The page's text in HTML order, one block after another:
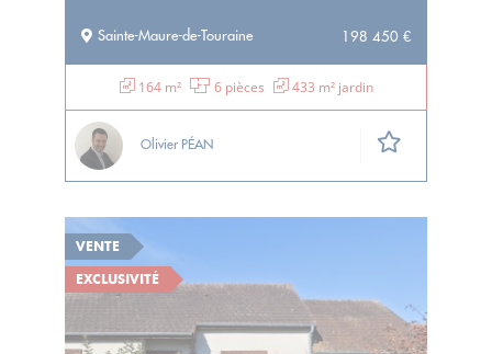
Sainte-Maure-de-Touraine 198 450 €
164 m² 6 pièces 433 m² jardin
Olivier PÉAN
VENTE
EXCLUSIVITÉ